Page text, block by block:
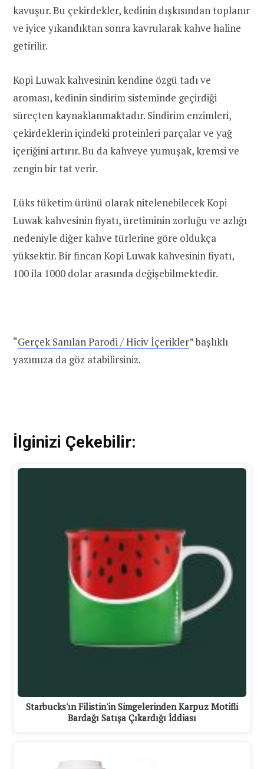
kavuşur. Bu çekirdekler, kedinin dışkısından toplanır
ve iyice yıkandıktan sonra kavrularak kahve haline
getirilir.
Kopi Luwak kahvesinin kendine özgü tadı ve
aroması, kedinin sindirim sisteminde geçirdiği
süreçten kaynaklanmaktadır. Sindirim enzimleri,
çekirdeklerin içindeki proteinleri parçalar ve yağ
içeriğini artırır. Bu da kahveye yumuşak, kremsi ve
zengin bir tat verir.
Lüks tüketim ürünü olarak nitelenebilecek Kopi
Luwak kahvesinin fiyatı, üretiminin zorluğu ve azlığı
nedeniyle diğer kahve türlerine göre oldukça
yüksektir. Bir fincan Kopi Luwak kahvesinin fiyatı,
100 ila 1000 dolar arasında değişebilmektedir.
“Gerçek Sanılan Parodi / Hiciv İçerikler” başlıklı
yazımıza da göz atabilirsiniz.
İlginizi Çekebilir:
Starbucks'ın Filistin'in Simgelerinden Karpuz Motifli
Bardağı Satışa Çıkardığı İddiası